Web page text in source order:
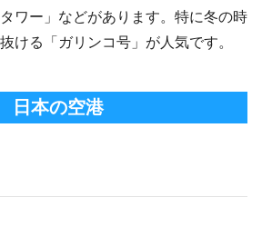
ワー」などがあります。特に冬の時
ける「ガリンコ号」が人気です。
日本の空港